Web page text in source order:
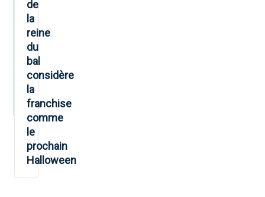
de
la
reine
du
bal
considère
la
franchise
comme
le
prochain
Halloween